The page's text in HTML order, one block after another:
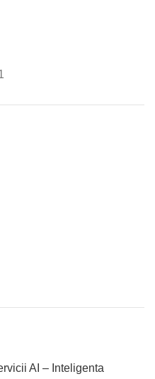
AI – Inteligenta